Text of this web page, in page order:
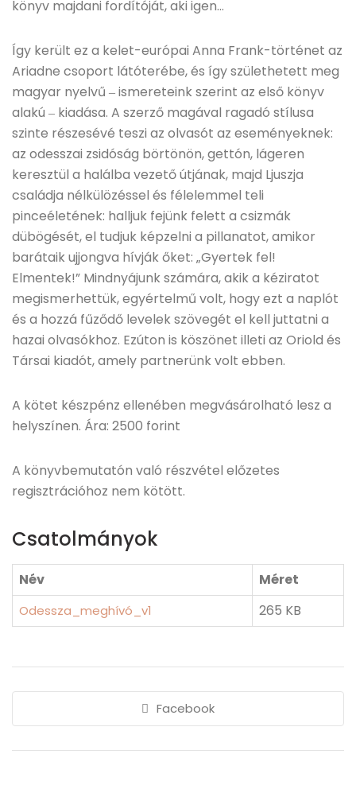
könyv majdani fordítóját, aki igen…
Így került ez a kelet-európai Anna Frank-történet az
Ariadne csoport látóterébe, és így születhetett meg
magyar nyelvű ‒ ismereteink szerint az első könyv
alakú ‒ kiadása. A szerző magával ragadó stílusa
szinte részesévé teszi az olvasót az eseményeknek:
az odesszai zsidóság börtönön, gettón, lágeren
keresztül a halálba vezető útjának, majd Ljuszja
családja nélkülözéssel és félelemmel teli
pinceéletének: halljuk fejünk felett a csizmák
dübögését, el tudjuk képzelni a pillanatot, amikor
barátaik ujjongva hívják őket: „Gyertek fel!
Elmentek!” Mindnyájunk számára, akik a kéziratot
megismerhettük, egyértelmű volt, hogy ezt a naplót
és a hozzá fűződő levelek szövegét el kell juttatni a
hazai olvasókhoz. Ezúton is köszönet illeti az Oriold és
Társai kiadót, amely partnerünk volt ebben.
A kötet készpénz ellenében megvásárolható lesz a
helyszínen. Ára: 2500 forint
A könyvbemutatón való részvétel előzetes
regisztrációhoz nem kötött.
Csatolmányok
Név Méret
Odessza_meghívó_v1 265 KB
Facebook